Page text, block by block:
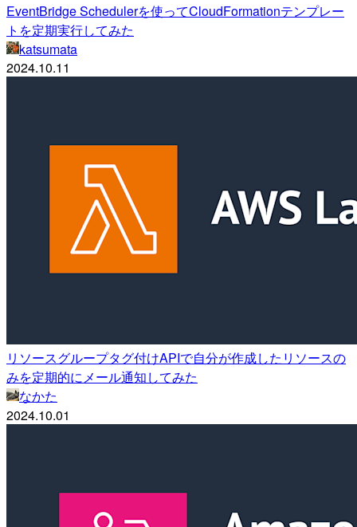
EventBridge Schedulerを使ってCloudFormationテンプレー
トを定期実行してみた
katsumata
2024.10.11
リソースグループタグ付けAPIで自分が作成したリソースの
みを定期的にメール通知してみた
なかた
2024.10.01